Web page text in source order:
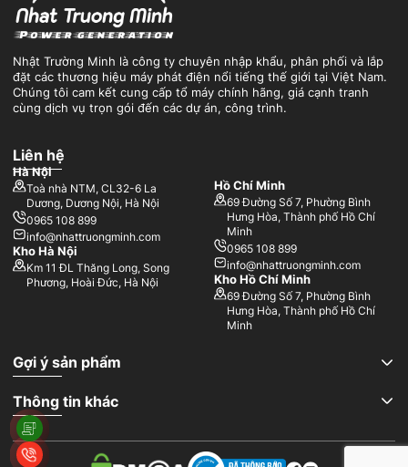
Nhật Trường Minh là công ty chuyên nhập khẩu, phân phối và lắp
đặt các thương hiệu máy phát điện nổi tiếng thế giới tại Việt Nam.
Chúng tôi cam kết cung cấp tổ máy chính hãng, giá cạnh tranh
cùng dịch vụ trọn gói đến các dự án, công trình.
Liên hệ
Hà Nội
Toà nhà NTM, CL32-6 La
Dương, Dương Nội, Hà Nội
0965 108 899
info@nhattruongminh.com
Kho Hà Nội
Km 11 ĐL Thăng Long, Song
Phương, Hoài Đức, Hà Nội
Hồ Chí Minh
69 Đường Số 7, Phường Bình
Hưng Hòa, Thành phố Hồ Chí
Minh
0965 108 899
info@nhattruongminh.com
Kho Hồ Chí Minh
69 Đường Số 7, Phường Bình
Hưng Hòa, Thành phố Hồ Chí
Minh
Gợi ý sản phẩm
Thông tin khác